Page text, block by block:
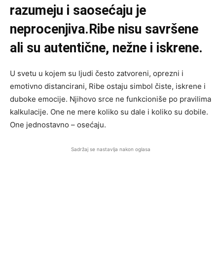
razumeju i saosećaju je
neprocenjiva.Ribe nisu savršene
ali su autentične, nežne i iskrene.
U svetu u kojem su ljudi često zatvoreni, oprezni i
emotivno distancirani, Ribe ostaju simbol čiste, iskrene i
duboke emocije. Njihovo srce ne funkcioniše po pravilima
kalkulacije. One ne mere koliko su dale i koliko su dobile.
One jednostavno – osećaju.
Sadržaj se nastavlja nakon oglasa